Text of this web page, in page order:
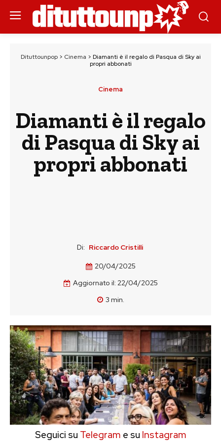
Dituttounpop> Cinema > Diamanti è il regalo di Pasqua di Sky ai
propri abbonati
Cinema
Diamanti è il regalo
di Pasqua di Sky ai
propri abbonati
Di: Riccardo Cristilli
20/04/2025
Aggiornato il: 22/04/2025
3 min.
Seguici su Telegram e su Instagram